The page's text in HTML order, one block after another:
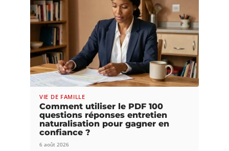
VIE DE FAMILLE
Comment utiliser le PDF 100
questions réponses entretien
naturalisation pour gagner en
confiance ?
6 août 2026